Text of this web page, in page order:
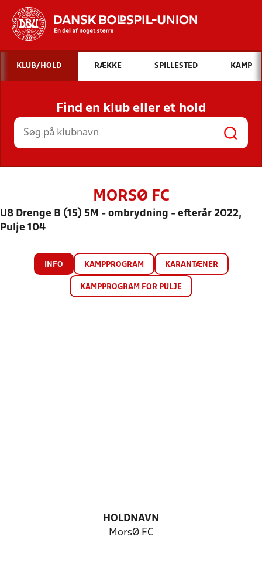
Hvad vil du søge efter?
INDHOLD OG NYHEDER
STILLINGER, RESULTATER, KLUBBER OG
HOLD
KLUB/HOLD RÆKKE SPILLESTED KAMP
Find en klub eller et hold
MORSØ FC
U8 Drenge B (15) 5M - ombrydning - efterår 2022,
Pulje 104
INFO KAMPPROGRAM KARANTÆNER
KAMPPROGRAM FOR PULJE
HOLDNAVN
MorsØ FC